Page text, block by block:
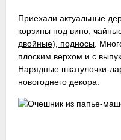
Приехали актуальные
корзины под вино,
двойные), подносы.
плоским верхом и с
Нарядные шкатулочки-
новогоднего декора.